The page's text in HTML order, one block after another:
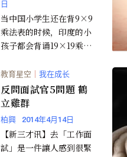
日
当中国小学生还在背9×9
乘法表的时候，印度的小
孩子都会背诵19×19乘法
生来说，背诵九九乘...
教育星空 ｜ 我在成长
反問面試官5問題 鶴
立雞群
柏興 2014年4月14日
【新三才讯】去「工作面
試」是一件讓人感到很緊